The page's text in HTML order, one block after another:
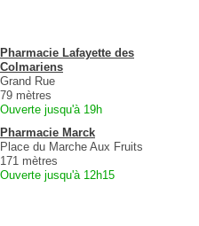
Pharmacie Lafayette des
Colmariens
Grand Rue
79 mètres
Ouverte jusqu'à 19h
Pharmacie Marck
Place du Marche Aux Fruits
171 mètres
Ouverte jusqu'à 12h15